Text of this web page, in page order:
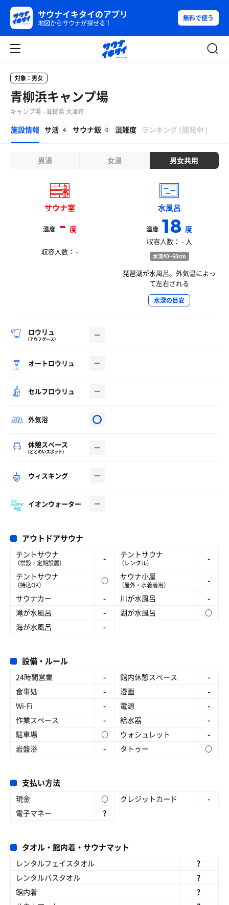
サウナイキタイのアプリ
地図からサウナが探せる！
無料で使う
対象：男女
青柳浜キャンプ場
キャンプ場 - 滋賀県 大津市
施設情報 サ活 4 サウナ飯 0 混雑度 ランキング (開発中 )
男湯 女湯 男女共用
サウナ室
温度 -度
収容人数： -
水風呂
温度 18度
収容人数： - 人
水深40~60cm
琵琶湖が水風呂。外気温によっ
て左右される
水深の目安
ロウリュ
（アウフグース）
オートロウリュ
セルフロウリュ
外気浴
休憩スペース
（ととのいスポット）
ウィスキング
イオンウォーター
アウトドアサウナ
テントサウナ
（常設・定期設置） - テントサウナ
（レンタル）
-
テントサウナ
（持込OK） ○ サウナ小屋
（屋外・水着着用）
-
サウナカー
- 川が水風呂
-
滝が水風呂
- 湖が水風呂
○
海が水風呂
-
設備・ルール
24時間営業 - 館内休憩スペース
-
食事処
- 漫画
-
Wi-Fi
- 電源
-
作業スペース
- 給水器
-
駐車場
○ ウォシュレット
-
岩盤浴
- タトゥー ○
支払い方法
現金 ○ クレジットカード
-
電子マネー
?
タオル・館内着・サウナマット
レンタルフェイスタオル
?
レンタルバスタオル
?
館内着
?